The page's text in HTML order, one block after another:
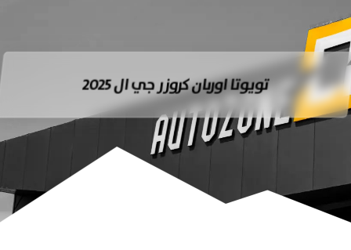
تويوتا اوربان كروزر جي ال 2025